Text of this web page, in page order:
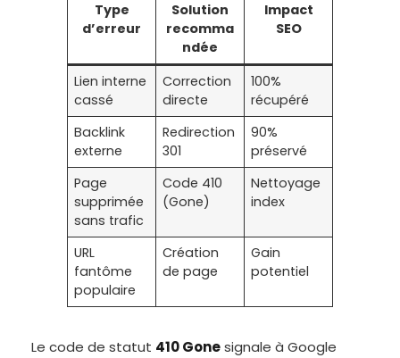
Type
d’erreur
Solution
recomma
ndée
Impact
SEO
Lien interne
cassé
Correction
directe
100%
récupéré
Backlink
externe
Redirection
301
90%
préservé
Page
supprimée
sans trafic
Code 410
(Gone)
Nettoyage
index
URL
fantôme
populaire
Création
de page
Gain
potentiel
Le code de statut 410 Gonesignale à Google